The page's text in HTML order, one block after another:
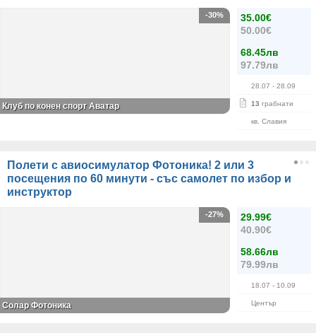
35.00€
50.00€
68.45лв
97.79лв
28.07 - 28.09
13 грабнати
кв. Славия
-30%
Клуб по конен спорт Аватар
Полети с авиосимулатор Фотоника! 2 или 3
посещения по 60 минути - със самолет по избор и
инструктор
29.99€
40.90€
58.66лв
79.99лв
18.07 - 10.09
Център
-27%
Солар Фотоника